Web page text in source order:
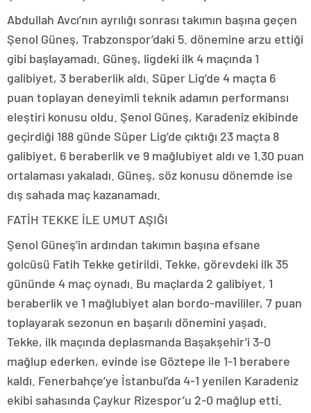
Abdullah Avcı’nın ayrılığı sonrası takımın başına geçen
Şenol Güneş, Trabzonspor’daki 5. dönemine arzu ettiği
gibi başlayamadı. Güneş, ligdeki ilk 4 maçında 1
galibiyet, 3 beraberlik aldı. Süper Lig’de 4 maçta 6
puan toplayan deneyimli teknik adamın performansı
eleştiri konusu oldu. Şenol Güneş, Karadeniz ekibinde
geçirdiği 188 günde Süper Lig’de çıktığı 23 maçta 8
galibiyet, 6 beraberlik ve 9 mağlubiyet aldı ve 1.30 puan
ortalaması yakaladı. Güneş, söz konusu dönemde ise
dış sahada maç kazanamadı.
FATİH TEKKE İLE UMUT AŞIĞI
Şenol Güneş’in ardından takımın başına efsane
golcüsü Fatih Tekke getirildi. Tekke, görevdeki ilk 35
gününde 4 maç oynadı. Bu maçlarda 2 galibiyet, 1
beraberlik ve 1 mağlubiyet alan bordo-mavililer, 7 puan
toplayarak sezonun en başarılı dönemini yaşadı.
Tekke, ilk maçında deplasmanda Başakşehir’i 3-0
mağlup ederken, evinde ise Göztepe ile 1-1 berabere
kaldı. Fenerbahçe’ye İstanbul’da 4-1 yenilen Karadeniz
ekibi sahasında Çaykur Rizespor’u 2-0 mağlup etti.